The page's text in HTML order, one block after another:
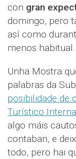
con gran
domingo, pero
así como
menos habitual.
Unha Mostra
palabras da
posibilidade de
Turístico
algo máis
contaban, e
todo, pero hai